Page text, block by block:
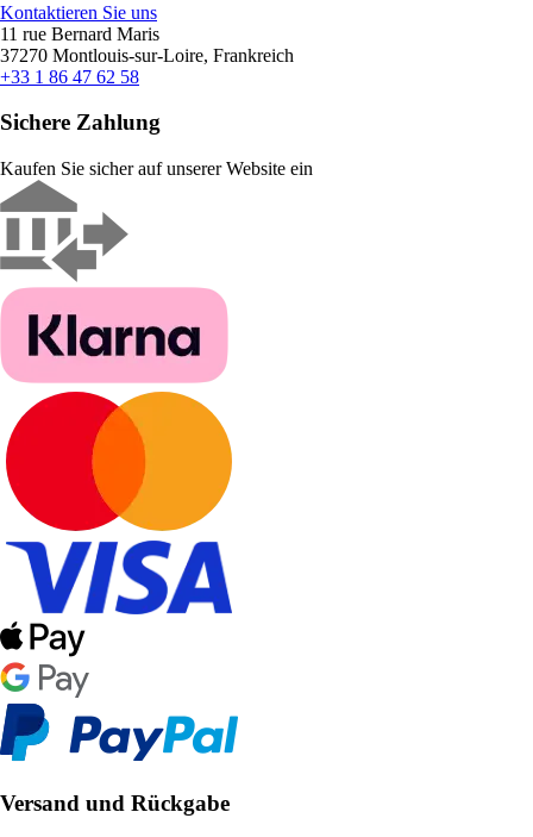
Kontaktieren Sie uns
11 rue Bernard Maris
37270 Montlouis-sur-Loire, Frankreich
+33 1 86 47 62 58
Sichere Zahlung
Kaufen Sie sicher auf unserer Website ein
Versand und Rückgabe